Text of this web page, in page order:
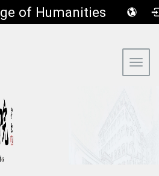
of Humanities